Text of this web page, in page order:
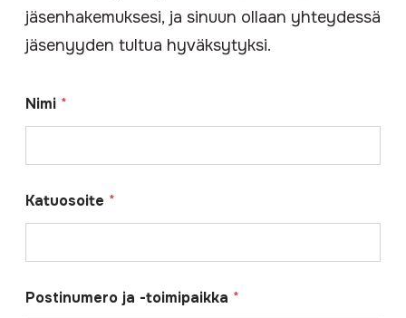
jäsenhakemuksesi, ja sinuun ollaan yhteydessä
jäsenyyden tultua hyväksytyksi.
Nimi *
Katuosoite *
Postinumero ja -toimipaikka *